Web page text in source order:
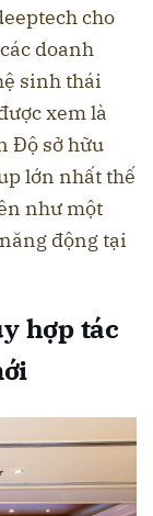
cho
doanh
sinh thái
xem là
Độ sở hữu
lớn nhất thế
như một
động tại
hợp tác